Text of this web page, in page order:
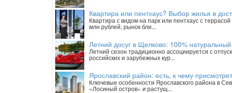
Квартира или пентхаус? Выбор жилья в
Квартира с видом на парк или пентхаус с
млн рублей, рынок бли...
Летний досуг в Щелково: 100%
Летний сезон традиционно ассоциируется с
российских и зарубежных кур...
Ярославский район: есть, к чему
Ключевые особенности Ярославского района в
«Лосиный остров» и растущ...